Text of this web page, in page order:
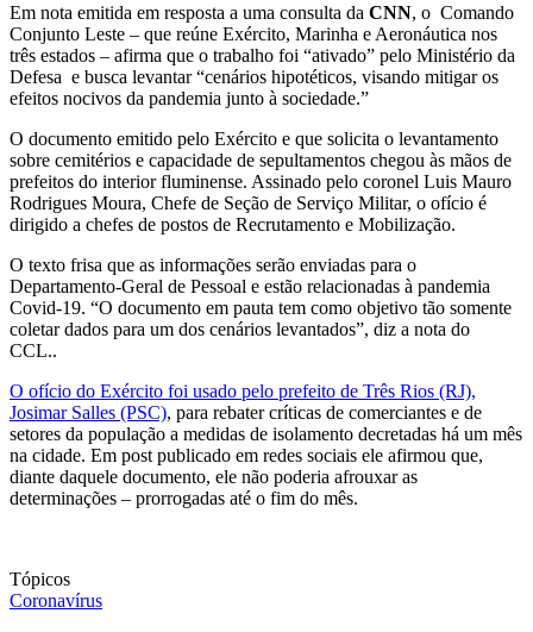
Em nota emitida em resposta a uma consulta da CNN, o Comando
Conjunto Leste – que reúne Exército, Marinha e Aeronáutica nos
três estados – afirma que o trabalho foi “ativado” pelo Ministério da
Defesa e busca levantar “cenários hipotéticos, visando mitigar os
efeitos nocivos da pandemia junto à sociedade.”
O documento emitido pelo Exército e que solicita o levantamento
sobre cemitérios e capacidade de sepultamentos chegou às mãos de
prefeitos do interior fluminense. Assinado pelo coronel Luis Mauro
Rodrigues Moura, Chefe de Seção de Serviço Militar, o ofício é
dirigido a chefes de postos de Recrutamento e Mobilização.
O texto frisa que as informações serão enviadas para o
Departamento-Geral de Pessoal e estão relacionadas à pandemia
Covid-19. “O documento em pauta tem como objetivo tão somente
coletar dados para um dos cenários levantados”, diz a nota do
CCL..
O ofício do Exército foi usado pelo prefeito de Três Rios (RJ),
Josimar Salles (PSC), para rebater críticas de comerciantes e de
setores da população a medidas de isolamento decretadas há um mês
na cidade. Em post publicado em redes sociais ele afirmou que,
diante daquele documento, ele não poderia afrouxar as
determinações – prorrogadas até o fim do mês.
Tópicos
Coronavírus